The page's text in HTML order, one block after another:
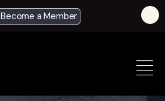
Become a Member